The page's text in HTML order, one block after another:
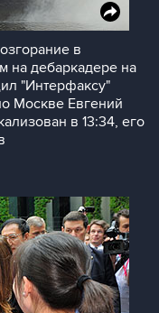
в
на дебаркадере на
"Интерфаксу"
Москве Евгений
в 13:34, его